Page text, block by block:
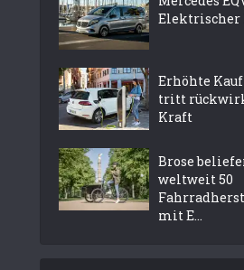
Elektrischer
Erhöhte
tritt
Kraft
Brose
weltweit 50
mit E...